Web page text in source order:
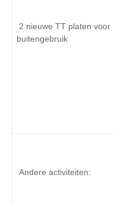
2 nieuwe TT platen voor
buitengebruik
Andere activiteiten: